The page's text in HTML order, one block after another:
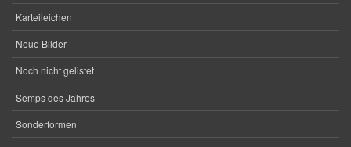
Karteileichen
Neue Bilder
Noch nicht gelistet
Semps des Jahres
Sonderformen